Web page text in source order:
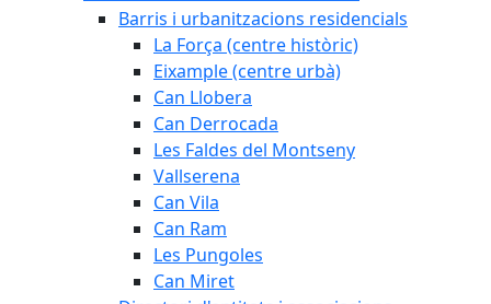
Barris i urbanitzacions residencials
La Força (centre històric)
Eixample (centre urbà)
Can Llobera
Can Derrocada
Les Faldes del Montseny
Vallserena
Can Vila
Can Ram
Les Pungoles
Can Miret